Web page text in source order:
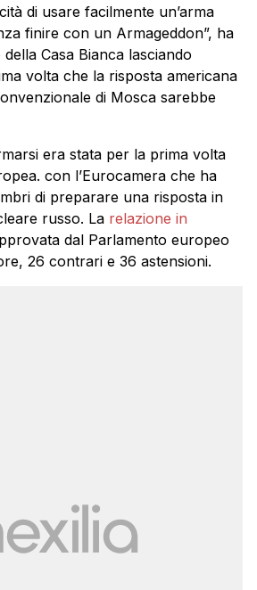
di usare facilmente un’arma
finire con un Armageddon”, ha
Casa Bianca lasciando
volta che la risposta americana
di Mosca sarebbe
era stata per la prima volta
con l’Eurocamera che ha
di preparare una risposta in
russo. La relazione in
dal Parlamento europeo
26 contrari e 36 astensioni.